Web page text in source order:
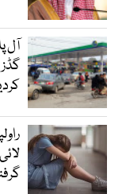
آل